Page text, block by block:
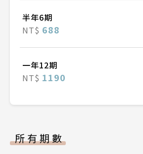
半年6期
NT$ 688
一年12期
NT$ 1190
所有期數